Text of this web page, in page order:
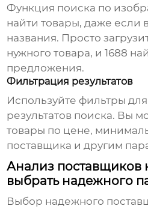
Функция поиска по
найти товары, даже если
названия. Просто
нужного товара, и1688
предложения.
Фильтрация результатов
Используйте фильтры
результатов поиска. Вы
товары по цене,
поставщика и другим
Анализ поставщиков
выбрать надежного
Выбор надежного